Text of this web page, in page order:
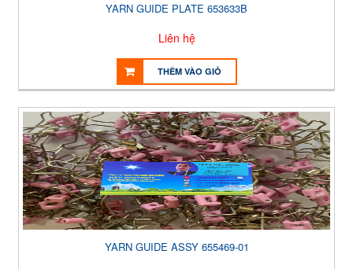
YARN GUIDE PLATE 653633B
Liên hệ
THÊM VÀO GIỎ
YARN GUIDE ASSY 655469-01